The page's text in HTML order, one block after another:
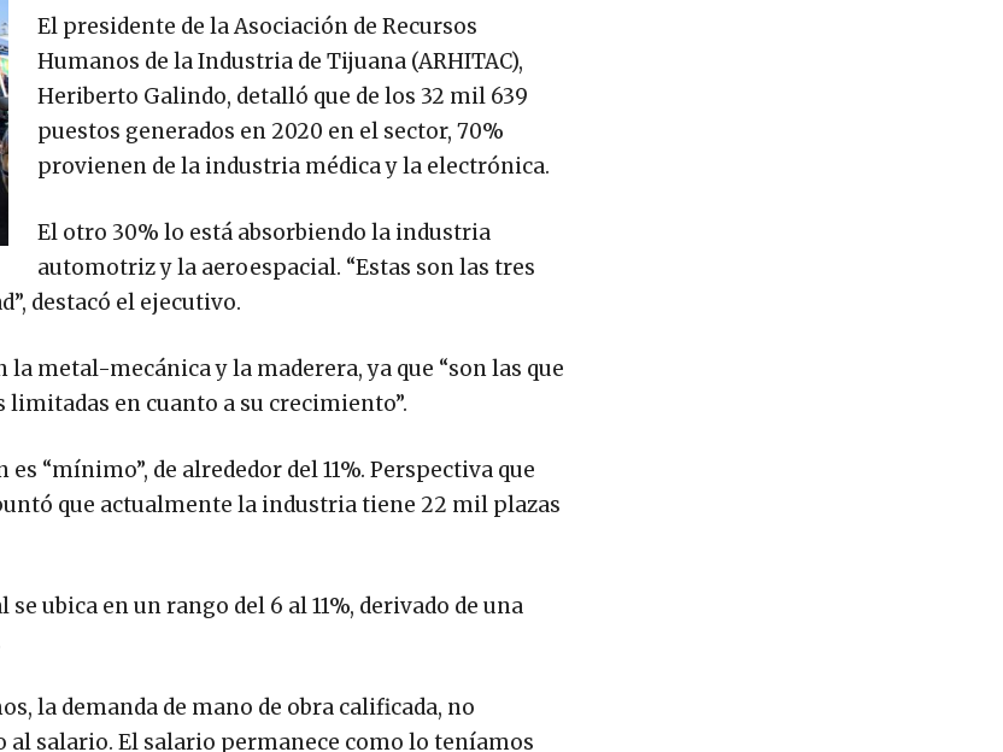
El presidente de la Asociación de Recursos
Humanos de la Industria de Tijuana (ARHITAC),
Heriberto Galindo, detalló que de los 32 mil 639
puestos generados en 2020 en el sector, 70%
provienen de la industria médica y la electrónica.
El otro 30% lo está absorbiendo la industria
automotriz y la aeroespacial. “Estas son las tres
destacó el ejecutivo.
metal-mecánica y la maderera, ya que “son las que
en cuanto a su crecimiento”.
“mínimo”, de alrededor del 11%. Perspectiva que
que actualmente la industria tiene 22 mil plazas
ubica en un rango del 6 al 11%, derivado de una
la demanda de mano de obra calificada, no
al salario. El salario permanece como lo teníamos